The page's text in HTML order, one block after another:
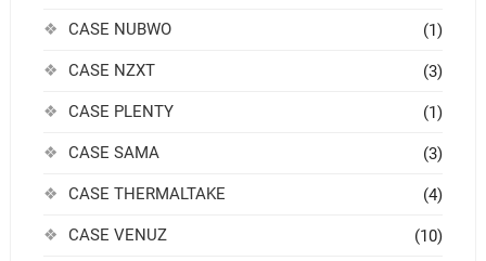
CASE NUBWO (1)
CASE NZXT (3)
CASE PLENTY (1)
CASE SAMA (3)
CASE THERMALTAKE (4)
CASE VENUZ (10)